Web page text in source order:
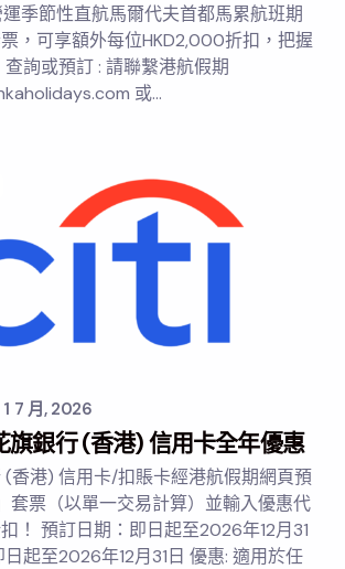
季節性直航馬爾代夫首都馬累航班期
，可享額外每位HKD2,000折扣，把握
詢或預訂 : 請聯繫港航假期
或…
1 7 月, 2026
旗銀行 (香港) 信用卡全年優惠
香港) 信用卡/扣賬卡經港航假期網頁預
套票（以單一交易計算）並輸入優惠代
！ 預訂日期：即日起至2026年12月31
日起至2026年12月31日 優惠: 適用於任